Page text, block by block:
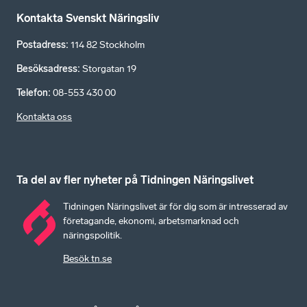
Kontakta Svenskt Näringsliv
Postadress: 114 82 Stockholm
Besöksadress: Storgatan 19
Telefon: 08-553 430 00
Kontakta oss
Ta del av fler nyheter på Tidningen Näringslivet
Tidningen Näringslivet är för dig som är intresserad av
företagande, ekonomi, arbetsmarknad och
näringspolitik.
Besök tn.se